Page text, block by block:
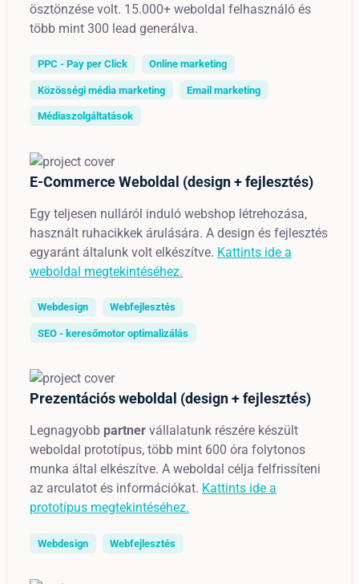
ösztönzése volt. 15.000+ weboldal felhasználó és
több mint 300 lead generálva.
PPC - Pay per Click Online marketing
Közösségi média marketing Email marketing
Médiaszolgáltatások
E-Commerce Weboldal (design + fejlesztés)
Egy teljesen nulláról induló webshop létrehozása,
használt ruhacikkek árulására. A design és fejlesztés
egyaránt általunk volt elkészítve. Kattints ide a
weboldal megtekintéséhez.
Webdesign Webfejlesztés
SEO - keresőmotor optimalizálás
Prezentációs weboldal (design + fejlesztés)
Legnagyobb partner vállalatunk részére készült
weboldal prototípus, több mint 600 óra folytonos
munka által elkészítve. A weboldal célja felfrissíteni
az arculatot és információkat. Kattints ide a
prototípus megtekintéséhez.
Webdesign Webfejlesztés